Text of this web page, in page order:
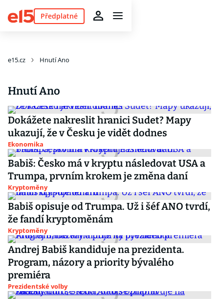
Předplatné
e15.cz Hnutí Ano
Hnutí Ano
Dokážete nakreslit hranici Sudet? Mapy
ukazují, že v Česku je vidět dodnes
Ekonomika
Babiš: Česko má v kryptu následovat USA a
Trumpa, prvním krokem je změna daní
Kryptoměny
Babiš opisuje od Trumpa. Už i šéf ANO tvrdí,
že fandí kryptoměnám
Kryptoměny
Andrej Babiš kandiduje na prezidenta.
Program, názory a priority bývalého
premiéra
Prezidentské volby